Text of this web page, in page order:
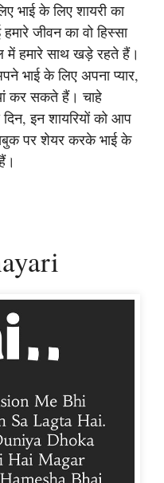
भाई के लिए शायरी का
जीवन का वो हिस्सा
में हमारे साथ खड़े रहते हैं।
भाई के लिए अपना प्यार,
कर सकते हैं। चाहे
दिन, इन शायरियों को आप
पर शेयर करके भाई के